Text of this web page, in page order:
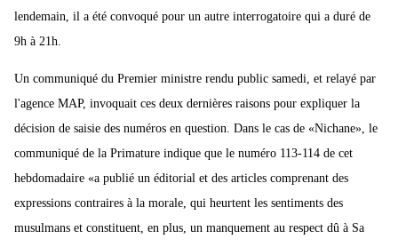
lendemain, il a été convoqué pour un autre interrogatoire qui a duré de
9h à 21h.
Un communiqué du Premier ministre rendu public samedi, et relayé par
l'agence MAP, invoquait ces deux dernières raisons pour expliquer la
décision de saisie des numéros en question. Dans le cas de «Nichane», le
communiqué de la Primature indique que le numéro 113-114 de cet
hebdomadaire «a publié un éditorial et des articles comprenant des
expressions contraires à la morale, qui heurtent les sentiments des
musulmans et constituent, en plus, un manquement au respect dû à Sa